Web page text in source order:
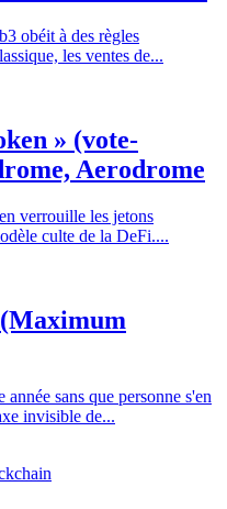
obéit à des règles
les ventes de...
» (vote-
Aerodrome
verrouille les jetons
culte de la DeFi....
sans que personne s'en
invisible de...